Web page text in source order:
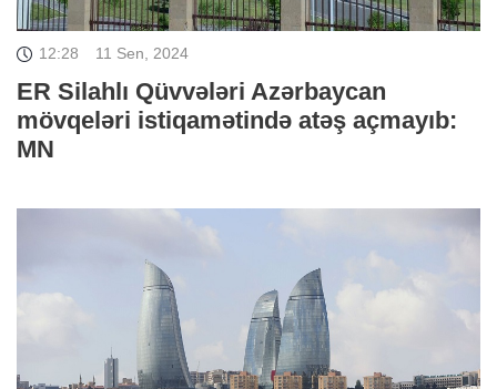
12:28 11 Sen, 2024
ER Silahlı Qüvvələri Azərbaycan
mövqeləri istiqamətində atəş açmayıb:
MN